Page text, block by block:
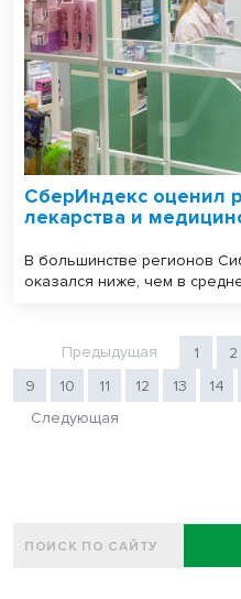
СберИндекс оценил
лекарства и
В большинстве регионов
оказался ниже, чем в
Предыдущая 1 2
9
10 11 12 13 14
Следующая